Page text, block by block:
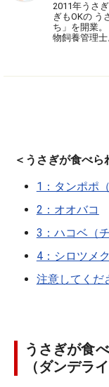
2011年うさ
ぎもOKの う
ち」を開業
物飼養管理士
＜うさぎが食べら
1：タンポポ
2：オオバコ
3：ハコベ（
4：シロツメ
注意してくだ
うさぎが食
（ダンデラ